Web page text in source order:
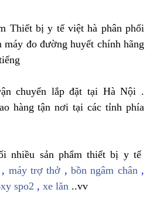
Thiết bị y tế việt hà phân phối
máy đo đường huyết chính hãng
chuyển lắp đặt tại Hà Nội .
hàng tận nơi tại các tỉnh phía
nhiều sản phẩm thiết bị y tế
máy trợ thở , bồn ngâm chân,
spo2 , xe lăn ..vv